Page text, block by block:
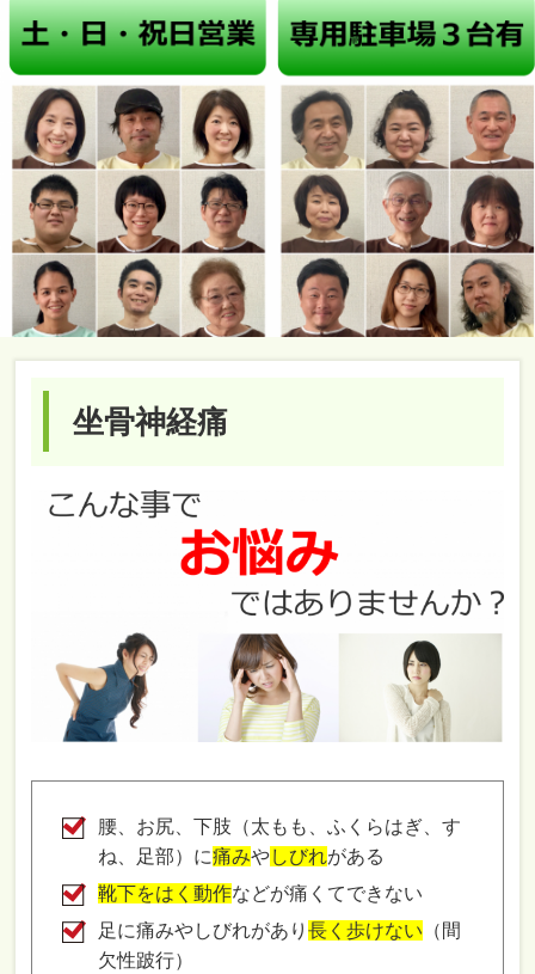
坐骨神経痛
腰、お尻、下肢（太もも、ふくらはぎ、す
ね、足部）に痛みやしびれがある
靴下をはく動作などが痛くてできない
足に痛みやしびれがあり長く歩けない （間
欠性跛行）